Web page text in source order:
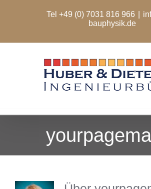
Tel +49 (0) 7031 816 966
bauphysik.de